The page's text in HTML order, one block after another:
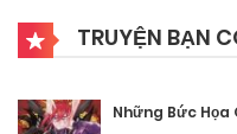
TRUYỆN BẠN
Những Bức Họa